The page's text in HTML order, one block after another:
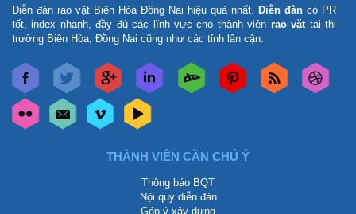
Diễn đàn rao vặt Biên Hòa Đồng Nai hiệu quả nhất. Diễn đàn có PR
tốt, index nhanh, đầy đủ các lĩnh vực cho thành viên rao vặt tại thị
trường Biên Hòa, Đồng Nai cũng như các tỉnh lân cận.
THÀNH VIÊN CẦN CHÚ Ý
Thông báo BQT
Nội quy diễn đàn
Góp ý xây dựng